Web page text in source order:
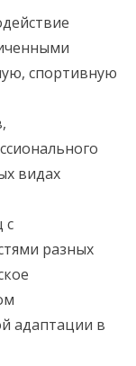
спортивную
видах
с
разных
адаптации в